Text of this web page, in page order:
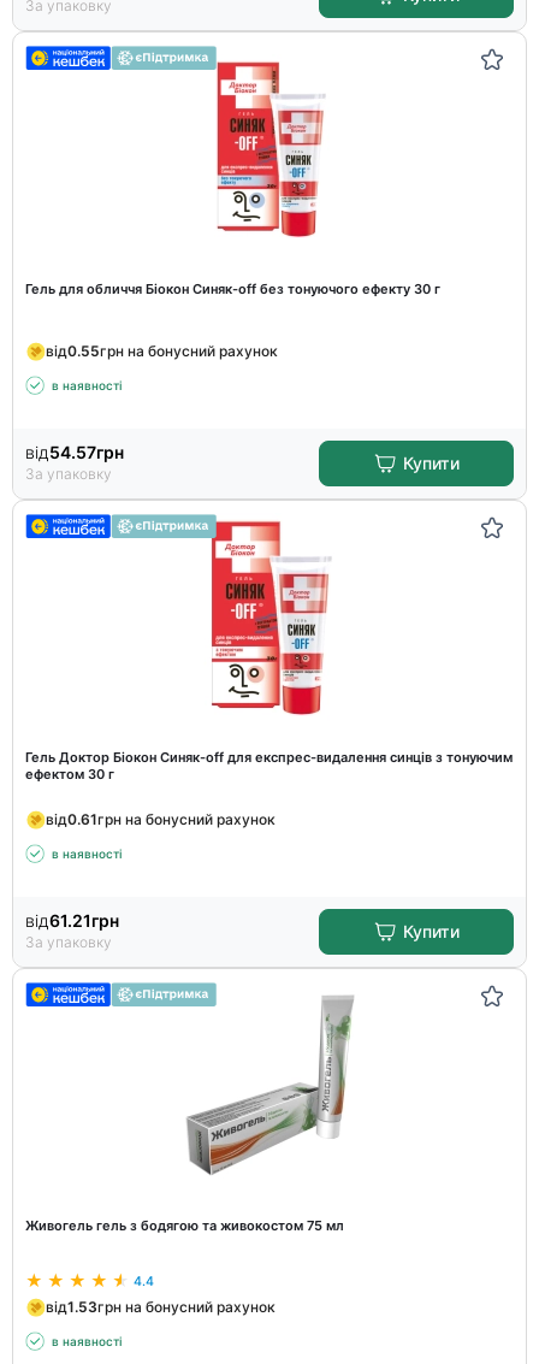
За упаковку
Гель для обличчя Біокон Синяк-off без тонуючого ефекту 30 г
від0.55грн на бонусний рахунок
в наявності
від54.57грн
За упаковку
Купити
Гель Доктор Біокон Синяк-off для експрес-видалення синців з тонуючим
ефектом 30 г
від0.61грн на бонусний рахунок
в наявності
від61.21грн
За упаковку
Купити
Живогель гель з бодягою та живокостом 75 мл
4.4
від1.53грн на бонусний рахунок
в наявності